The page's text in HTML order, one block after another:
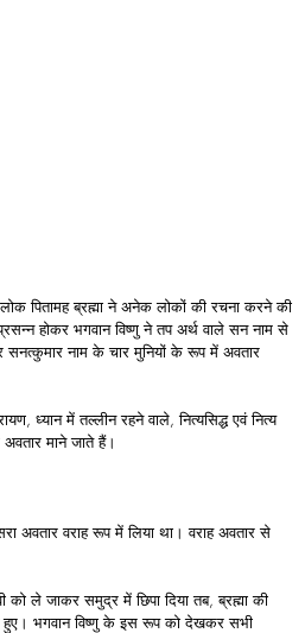
पितामह ब्रह्मा ने अनेक लोकों की रचना करने की
होकर भगवान विष्णु ने तप अर्थ वाले सन नाम से
नाम के चार मुनियों के रूप में अवतार
ध्यान में तल्लीन रहने वाले, नित्यसिद्ध एवं नित्य
माने जाते हैं।
अवतार वराह रूप में लिया था। वराह अवतार से
को ले जाकर समुद्र में छिपा दिया तब, ब्रह्मा की
हुए। भगवान विष्णु के इस रूप को देखकर सभी